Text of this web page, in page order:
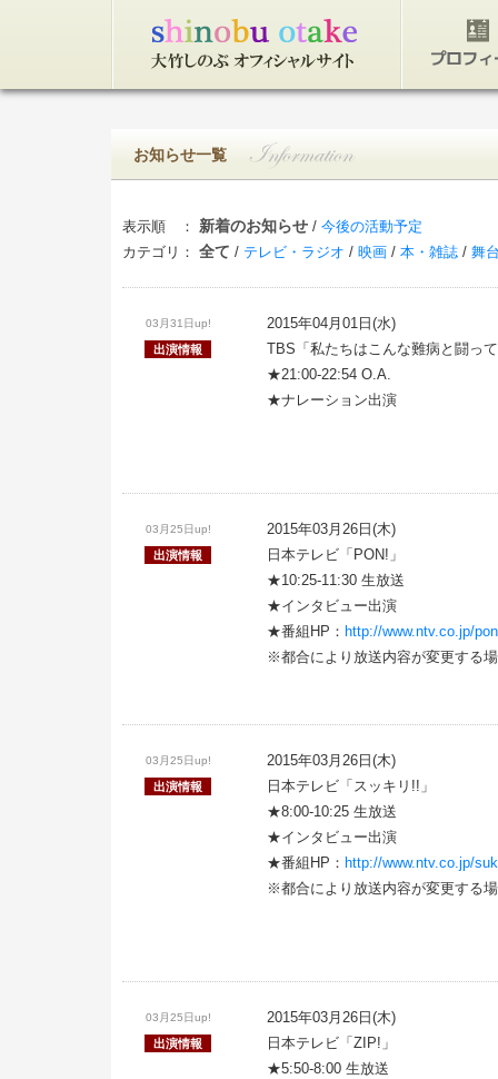
お知らせ一覧
表示順 ： 新着のお知らせ / 今後の活動予定
カテゴリ： 全て / テレビ・ラジオ / 映画 / 本・雑誌 / 舞
03月31日up!
出演情報
2015年04月01日(水)
TBS「私たちはこんな難病と闘
★21:00-22:54 O.A.
★ナレーション出演
03月25日up!
出演情報
2015年03月26日(木)
日本テレビ「PON!」
★10:25-11:30 生放送
★インタビュー出演
★番組HP： http://www.ntv.co.jp/
※都合により放送内容が変更する
03月25日up!
出演情報
2015年03月26日(木)
日本テレビ「スッキリ!!」
★8:00-10:25 生放送
★インタビュー出演
★番組HP： http://www.ntv.co.jp/
※都合により放送内容が変更する
03月25日up!
出演情報
2015年03月26日(木)
日本テレビ「ZIP!」
★5:50-8:00 生放送